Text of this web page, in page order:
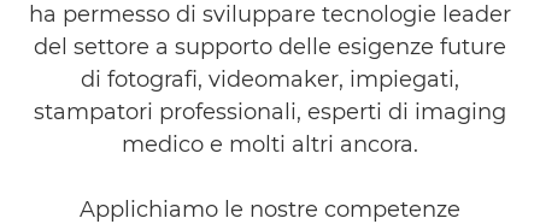
ha permesso di sviluppare tecnologie leader
del settore a supporto delle esigenze future
di fotografi, videomaker, impiegati,
stampatori professionali, esperti di imaging
medico e molti altri ancora.
Applichiamo le nostre competenze